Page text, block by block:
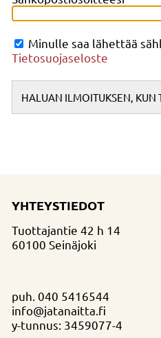
Minulle saa lähettää
Tietosuojaseloste
YHTEYSTIEDOT
Tuottajantie 42 h 14
60100 Seinäjoki
puh. 040 5416544
info@jatanaitta.fi
y-tunnus: 3459077-4